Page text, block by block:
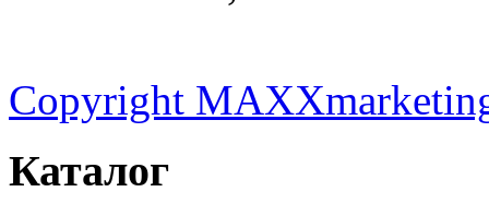
Copyright
Каталог